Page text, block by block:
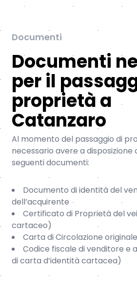
Documenti
Documenti
per il
proprietà a
Catanzaro
Al momento del passaggio di
necessario avere a disposizione
seguenti documenti:
Documento di identità del
dell’acquirente
Certificato di Proprietà del
cartaceo)
Carta di Circolazione
Codice fiscale di venditore e
di carta d’identità cartacea)